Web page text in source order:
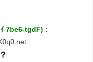
ｲ 7be6-tgdF) ：